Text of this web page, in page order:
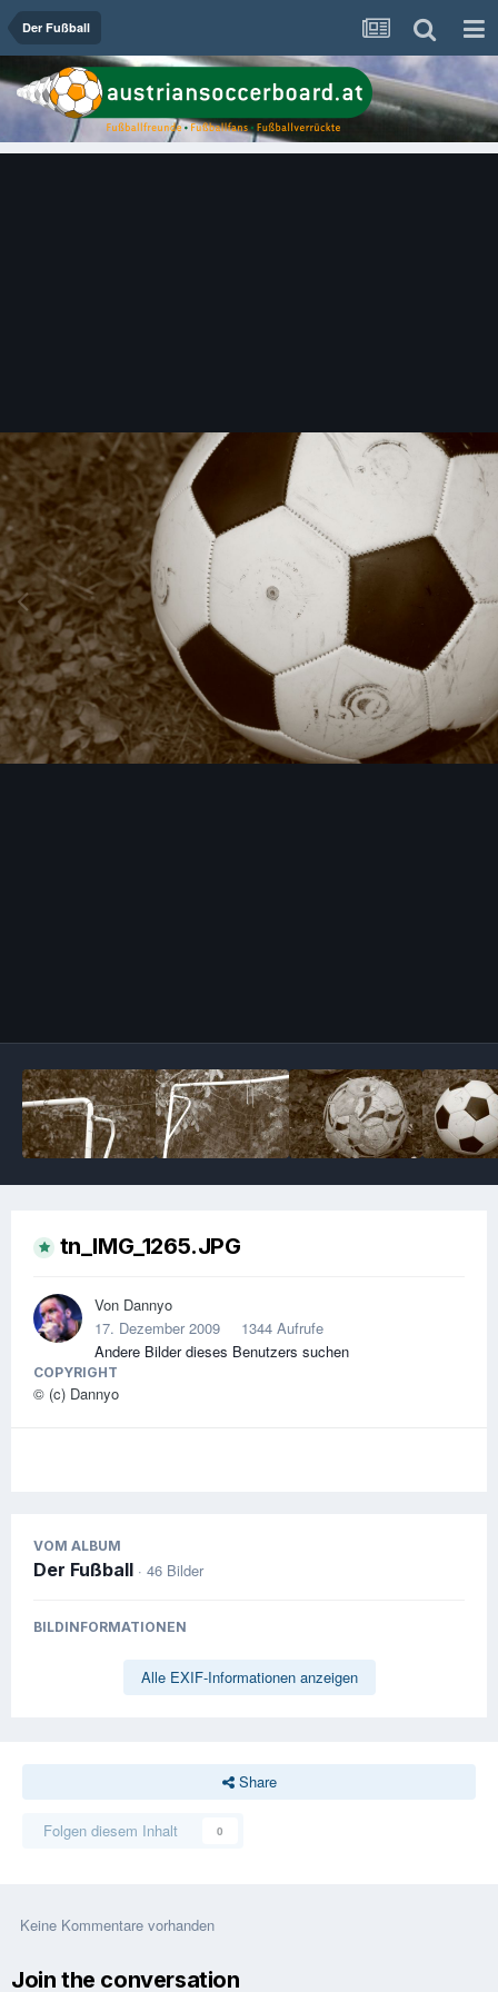
Der Fußball
tn_IMG_1265.JPG
Von Dannyo
17. Dezember 2009
1344 Aufrufe
Andere Bilder dieses Benutzers suchen
COPYRIGHT
© (c) Dannyo
VOM ALBUM
Der Fußball · 46 Bilder
BILDINFORMATIONEN
Alle EXIF-Informationen anzeigen
Share
Folgen diesem Inhalt 0
Keine Kommentare vorhanden
Join the conversation